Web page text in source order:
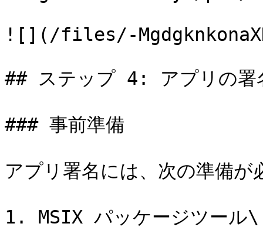
![](/files/-
## ステップ 4: アプリの署
### 事前準備
アプリ署名には、次の準備が
1. MSIX パッケージツール\